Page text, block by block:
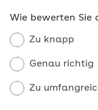
Wie bewerten Sie
Zu knapp
Genau richtig
Zu